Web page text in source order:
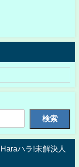
検索
ハラ!未解決人